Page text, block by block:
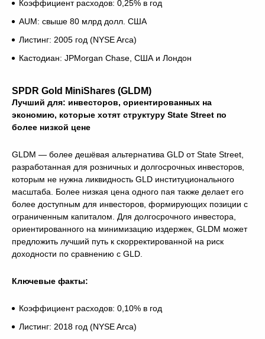
Коэффициент расходов: 0,25% в год
AUM: свыше 80 млрд долл. США
Листинг: 2005 год (NYSE Arca)
Кастодиан: JPMorgan Chase, США и Лондон
SPDR Gold MiniShares (GLDM)
Лучший для: инвесторов, ориентированных на
экономию, которые хотят структуру State Street по
более низкой цене
GLDM — более дешёвая альтернатива GLD от State Street,
разработанная для розничных и долгосрочных инвесторов,
которым не нужна ликвидность GLD институционального
масштаба. Более низкая цена одного пая также делает его
более доступным для инвесторов, формирующих позиции с
ограниченным капиталом. Для долгосрочного инвестора,
ориентированного на минимизацию издержек, GLDM может
предложить лучший путь к скорректированной на риск
доходности по сравнению с GLD.
Ключевые факты:
Коэффициент расходов: 0,10% в год
Листинг: 2018 год (NYSE Arca)